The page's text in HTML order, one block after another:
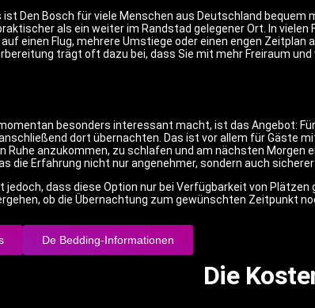
ist Den Bosch für viele Menschen aus Deutschland bequem
als ein weiter im Randstad gelegener Ort. In vielen
einen Flug, mehrere Umstiege oder einen engen Zeitplan
trägt oft dazu bei, dass Sie mit mehr Freiraum und
besonders interessant macht, ist das Angebot:
dort übernachten. Das ist vor allem für Gäste
Ruhe anzukommen, zu schlafen und am nächsten
die Erfahrung nicht nur angenehmer, sondern auch
jedoch, dass diese Option nur bei Verfügbarkeit von
ob die Übernachtung zum gewünschten Zeitpunkt
De Bedding-Informationen
Die